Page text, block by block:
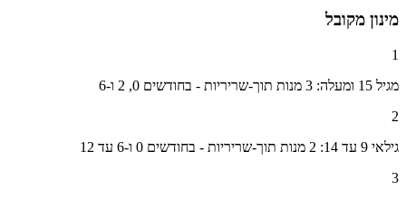
מינון מקובל
1
מגיל 15 ומעלה: 3 מנות תוך-שריריות - בחודשים 0, 2 ו-6
2
גילאי 9 עד 14: 2 מנות תוך-שריריות - בחודשים 0 ו-6 עד 12
3